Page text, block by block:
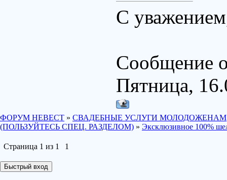
С
Сообщение
Пятница,
ФОРУМ НЕВЕСТ » СВАДЕБНЫЕ УСЛУГИ МОЛОДОЖЕНАМ
(ПОЛЬЗУЙТЕСЬ СПЕЦ. РАЗДЕЛОМ) » Эксклюзивное 100%
Страница 1 из 1 1